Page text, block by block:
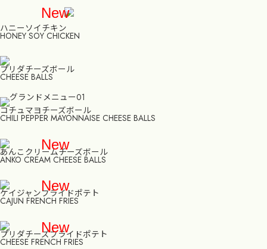
New
ハニーソイチキン
HONEY SOY CHICKEN
プリダチーズボール
CHEESE BALLS
コチュマヨチーズボール
CHILI PEPPER MAYONNAISE CHEESE BALLS
New
あんこクリームチーズボール
ANKO CREAM CHEESE BALLS
New
ケイジャンフライドポテト
CAJUN FRENCH FRIES
New
プリダチーズフライドポテト
CHEESE FRENCH FRIES